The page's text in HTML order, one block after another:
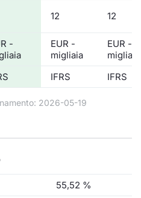
12 12
-
EUR -
migliaia
EUR -
migliaia
IFRS IFRS
2026-05-19
55,52 %